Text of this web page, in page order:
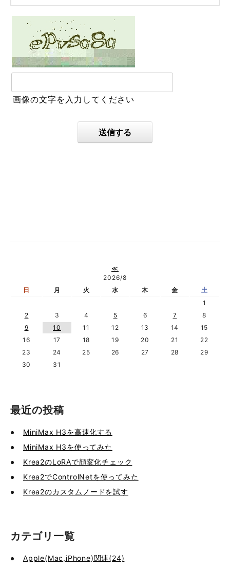
画像の文字を入力してください
送信する
≪
2026/8
日
月 火 水 木 金
土
1
2
3 4 5 6 7
8
9
10 11 12 13 14
15
16
17 18 19 20 21
22
23
24 25 26 27 28
29
30
31
最近の投稿
MiniMax H3を高速化する
MiniMax H3を使ってみた
Krea2のLoRAで顔変化チェック
Krea2でControlNetを使ってみた
Krea2のカスタムノードを試す
カテゴリ一覧
Apple(Mac,iPhone)関連(24)